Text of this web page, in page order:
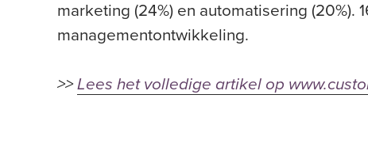
marketing (24%) en automatisering (20%).
managementontwikkeling.
>>Lees het volledige artikel op